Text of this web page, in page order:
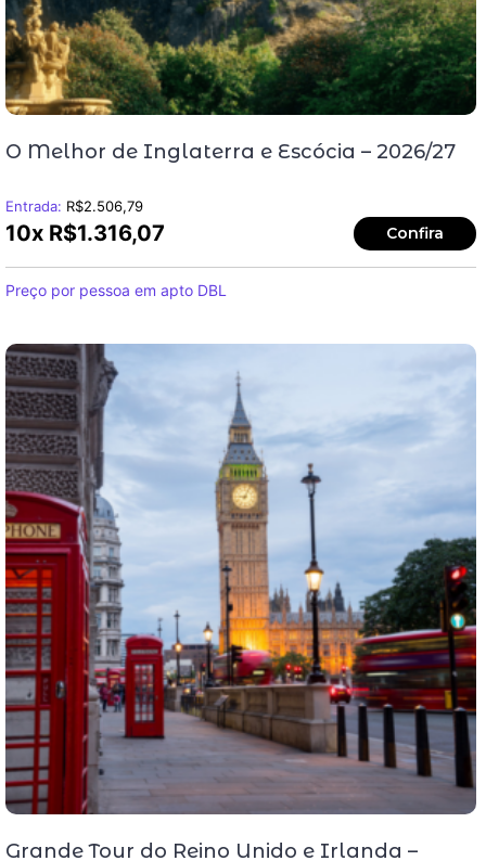
O Melhor de Inglaterra e Escócia – 2026/27
Entrada: R$2.506,79
10x R$1.316,07 Confira
Preço por pessoa em apto DBL
Grande Tour do Reino Unido e Irlanda –